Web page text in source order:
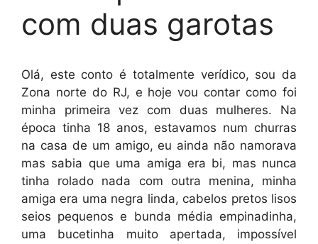
com duas garotas
Olá, este conto é totalmente verídico, sou da
Zona norte do RJ, e hoje vou contar como foi
minha primeira vez com duas mulheres. Na
época tinha 18 anos, estavamos num churras
na casa de um amigo, eu ainda não namorava
mas sabia que uma amiga era bi, mas nunca
tinha rolado nada com outra menina, minha
amiga era uma negra linda, cabelos pretos lisos
seios pequenos e bunda média empinadinha,
uma bucetinha muito apertada, impossível